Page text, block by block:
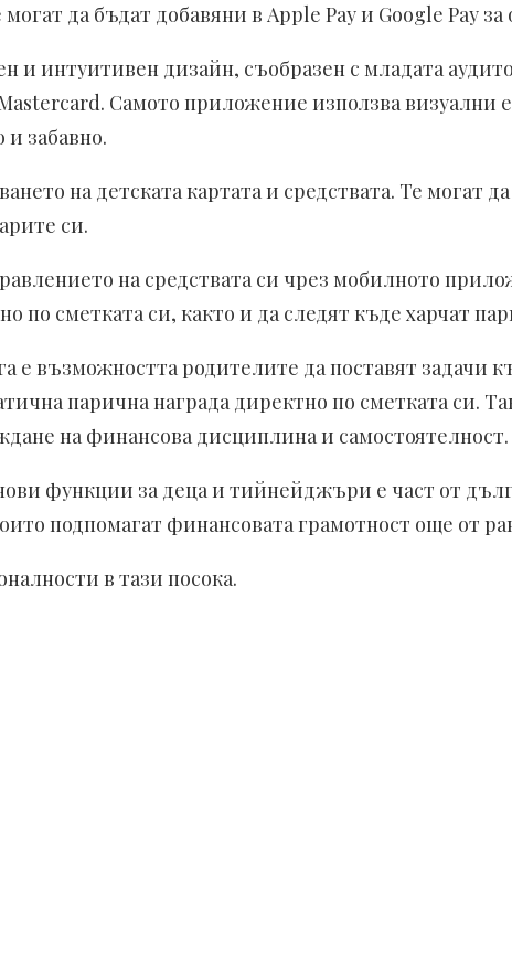
да бъдат добавяни в Apple Pay и Google Pay
и интуитивен дизайн, съобразен с младата
Самото приложение използва
забавно.
на детската картата и средствата. Те могат
си.
на средствата си чрез мобилното
по сметката си, както и да следят къде харчат
е възможността родителите да поставят задачи
парична награда директно по сметката си.
на финансова дисциплина и самостоятелност.
функции за деца и тийнейджъри е част от
подпомагат финансовата грамотност още от
в тази посока.